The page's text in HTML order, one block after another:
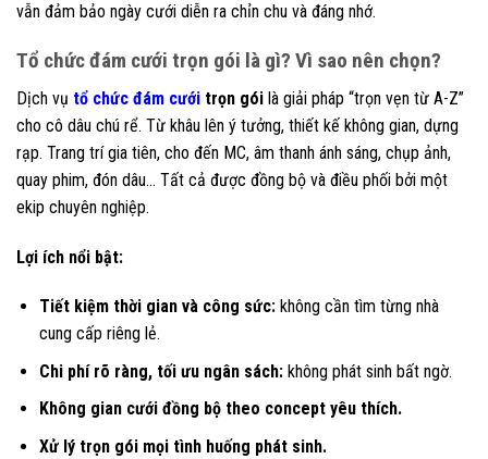
vẫn đảm bảo ngày cưới diễn ra chỉn chu và đáng nhớ.
Tổ chức đám cưới trọn gói là gì? Vì sao nên chọn?
Dịch vụ tổ chức đám cưới trọn gói là giải pháp “trọn vẹn từ A-Z”
cho cô dâu chú rể. Từ khâu lên ý tưởng, thiết kế không gian, dựng
rạp. Trang trí gia tiên, cho đến MC, âm thanh ánh sáng, chụp ảnh,
quay phim, đón dâu… Tất cả được đồng bộ và điều phối bởi một
ekip chuyên nghiệp.
Lợi ích nổi bật:
Tiết kiệm thời gian và công sức:không cần tìm từng nhà
cung cấp riêng lẻ.
Chi phí rõ ràng, tối ưu ngân sách:không phát sinh bất ngờ.
Không gian cưới đồng bộ theo concept yêu thích.
Xử lý trọn gói mọi tình huống phát sinh.